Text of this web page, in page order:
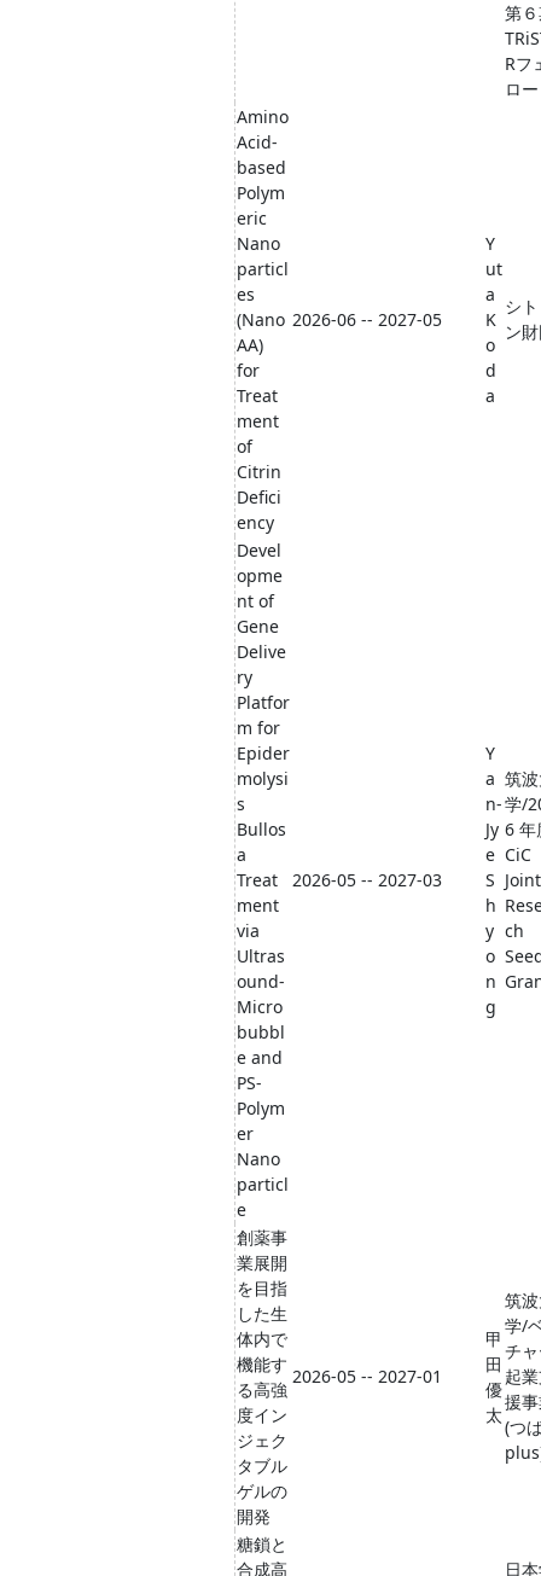
第
Rフ
ロー
Amino
Acid-
based
Polym
eric
Nano
particl
es
(Nano
AA)
for
Treat
ment
of
Citrin
Defici
ency
2026-06 -- 2027-05
Y
ut
a
K
o
d
a
シ
ン
Devel
opme
nt of
Gene
Delive
ry
Platfor
m for
Epider
molysi
s
Bullos
a
Treat
ment
via
Ultras
ound-
Micro
bubbl
e and
PS-
Polym
er
Nano
particl
e
2026-05 -- 2027-03
Y
a
n-
Jy
e
S
h
y
o
n
g
筑
学/
6 年
CiC
Joint
ch
創薬事
業展開
を目指
した生
体内で
機能す
る高強
度イン
ジェク
タブル
ゲルの
開発
2026-05 -- 2027-01
甲
田
優
太
筑
学/
チ
起
援
(つ
糖鎖と
合成高
日